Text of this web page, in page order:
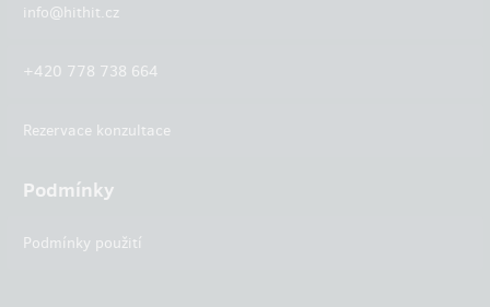
info@hithit.cz
+420 778 738 664
Rezervace konzultace
Podmínky
Podmínky použití